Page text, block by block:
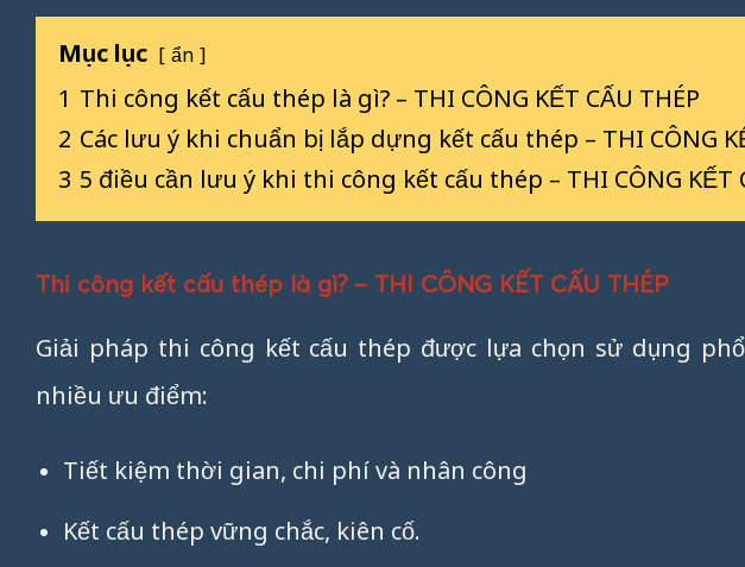
Mục lục ẩn
1 Thi công kết cấu thép là gì? – THI CÔNG KẾT CẤU THÉP
2 Các lưu ý khi chuẩn bị lắp dựng kết cấu thép – THI CÔNG
3 5 điều cần lưu ý khi thi công kết cấu thép – THI CÔNG KẾT
Thi công kết cấu thép là gì? – THI CÔNG KẾT CẤU THÉP
Giải pháp thi công kết cấu thép được lựa chọn sử dụng
nhiều ưu điểm:
Tiết kiệm thời gian, chi phí và nhân công
Kết cấu thép vững chắc, kiên cố.